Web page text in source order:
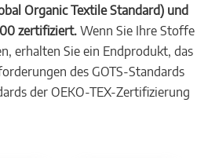
Organic Textile Standard) und
zertifiziert. Wenn Sie Ihre Stoffe
erhalten Sie ein Endprodukt, das
des GOTS-Standards
der OEKO-TEX-Zertifizierung